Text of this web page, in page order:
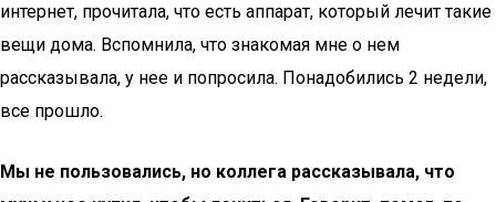
интернет, прочитала, что есть аппарат, который лечит такие
вещи дома. Вспомнила, что знакомая мне о нем
рассказывала, у нее и попросила. Понадобились 2 недели,
все прошло.
Мы не пользовались, но коллега рассказывала, что